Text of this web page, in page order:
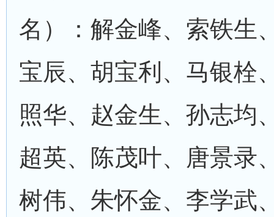
名）：解金峰、索铁生
宝辰、胡宝利、马银栓
照华、赵金生、孙志均
超英、陈茂叶、唐景录
树伟、朱怀金、李学武